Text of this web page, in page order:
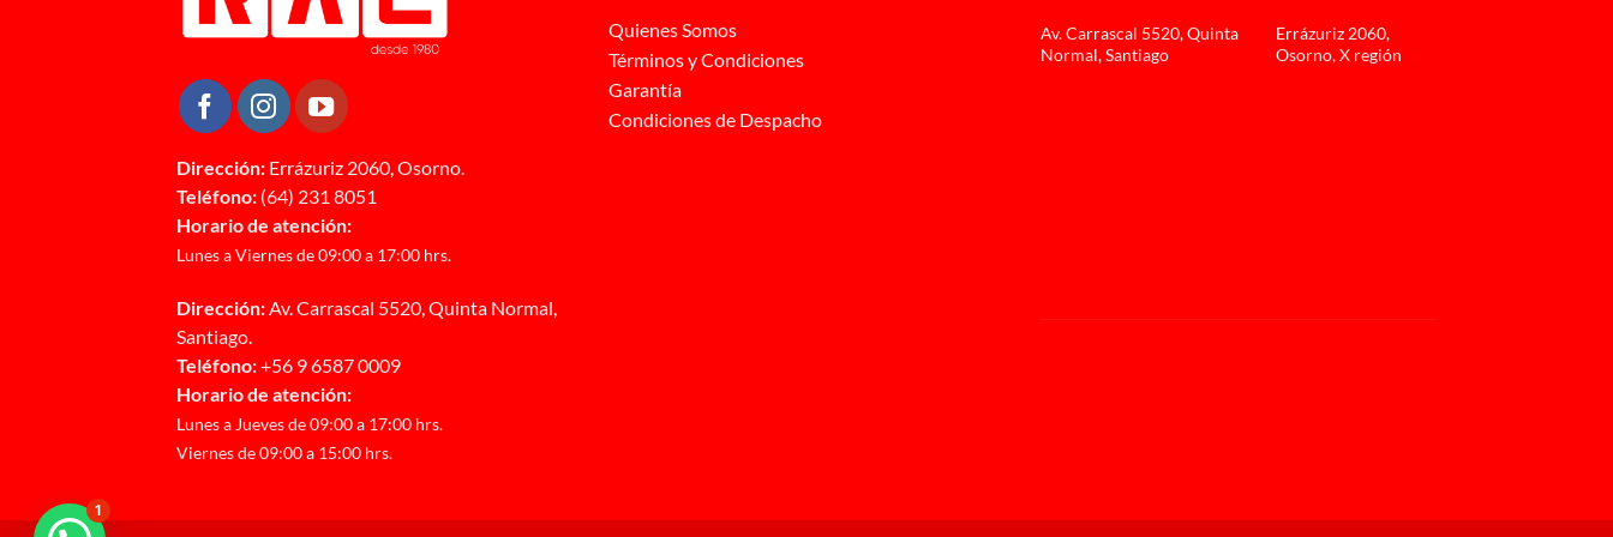
Dirección: Errázuriz 2060, Osorno.
Teléfono: (64) 231 8051
Horario de atención:
Lunes a Viernes de 09:00 a 17:00 hrs.
Dirección:Av. Carrascal 5520, Quinta Normal,
Santiago.
Teléfono:+56 9 6587 0009
Horario de atención:
Lunes a Jueves de 09:00 a 17:00 hrs.
Viernes de 09:00 a 15:00 hrs.
Quienes Somos
Términos y Condiciones
Garantía
Condiciones de Despacho
Av. Carrascal 5520, Quinta
Normal, Santiago
Errázuriz 2060,
Osorno, X región
1